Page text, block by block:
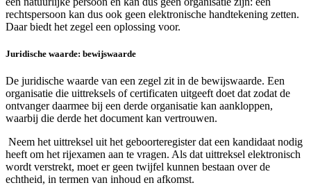
rechtspersoon kan dus ook geen elektronische handtekening zetten.
Daar biedt het zegel een oplossing voor.
Juridische waarde: bewijswaarde
De juridische waarde van een zegel zit in de bewijswaarde. Een
organisatie die uittreksels of certificaten uitgeeft doet dat zodat de
ontvanger daarmee bij een derde organisatie kan aankloppen,
waarbij die derde het document kan vertrouwen.
Neem het uittreksel uit het geboorteregister dat een kandidaat nodig
heeft om het rijexamen aan te vragen. Als dat uittreksel elektronisch
wordt verstrekt, moet er geen twijfel kunnen bestaan over de
echtheid, in termen van inhoud en afkomst.